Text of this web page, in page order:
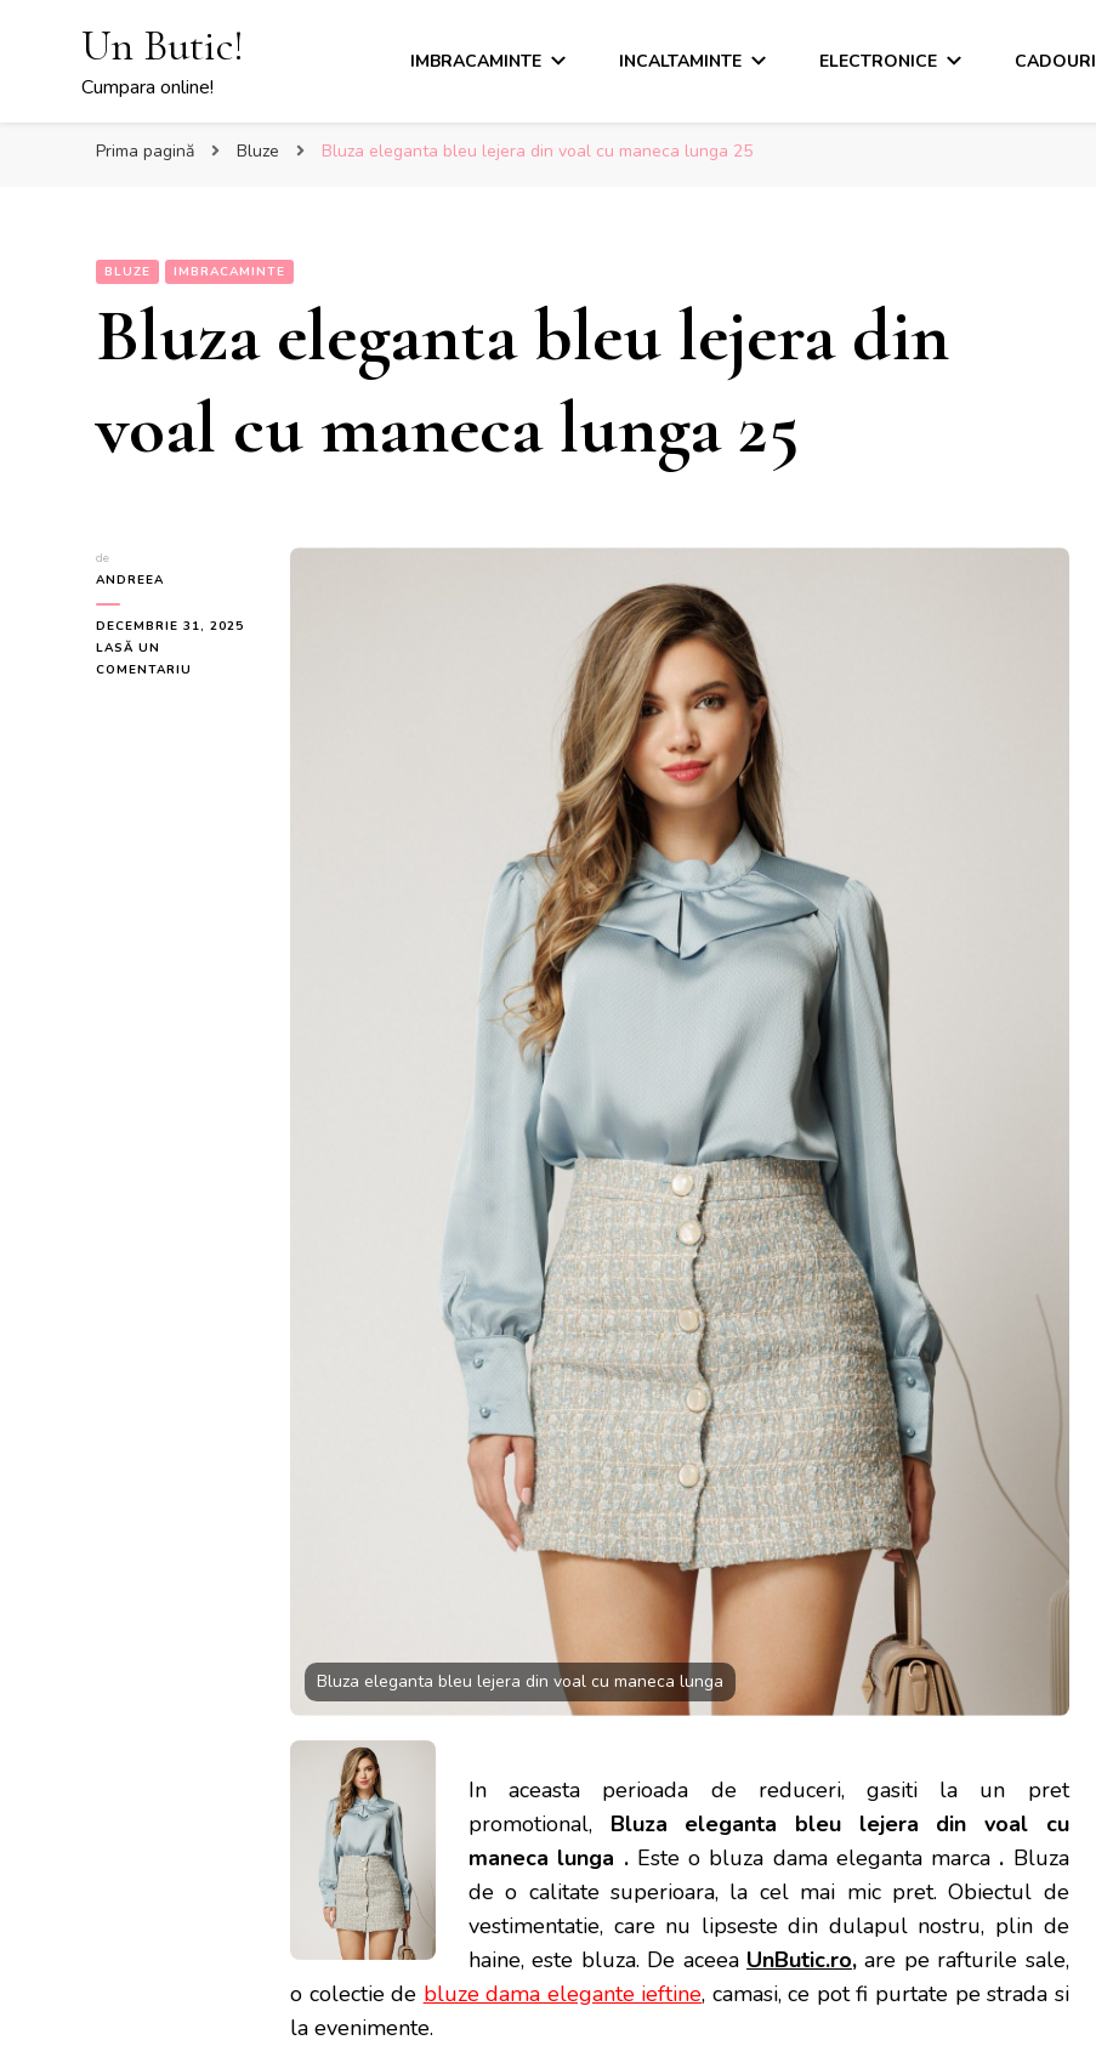
Un Butic!
Cumpara online!
IMBRACAMINTE INCALTAMINTE ELECTRONICE CADOURI
Prima pagină Bluze Bluza eleganta bleu lejera din voal cu maneca lunga 25
BLUZE IMBRACAMINTE
Bluza eleganta bleu lejera din
voal cu maneca lunga 25
de
ANDREEA
DECEMBRIE 31, 2025
LASĂ UN
COMENTARIU
Bluza eleganta bleu lejera din voal cu maneca lunga
In aceasta perioada de reduceri, gasiti la un pret
promotional, Bluza eleganta bleu lejera din voal cu
maneca lunga . Este o bluza dama eleganta marca . Bluza
de o calitate superioara, la cel mai mic pret.Obiectul de
vestimentatie, care nu lipseste din dulapul nostru, plin de
haine, este bluza. De aceea UnButic.ro,are pe rafturile sale,
o colectie de bluze dama elegante ieftine, camasi, ce pot fi purtate pe strada si
la evenimente.